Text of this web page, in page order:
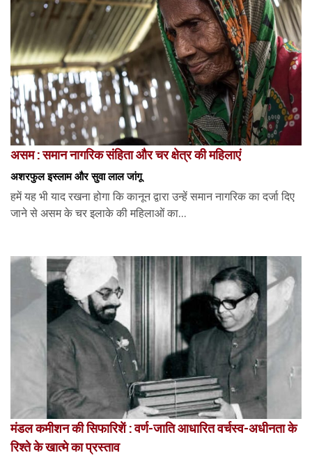
असम : समान नागरिक संहिता और चर क्षेत्र की महिलाएं
अशरफुल इस्लाम और सुवा लाल जांगू
हमें यह भी याद रखना होगा कि कानून द्वारा उन्हें समान नागरिक का दर्जा दिए
जाने से असम के चर इलाके की महिलाओं का...
मंडल कमीशन की सिफारिशें : वर्ण-जाति आधारित वर्चस्व-अधीनता के
रिश्ते के खात्मे का प्रस्ताव